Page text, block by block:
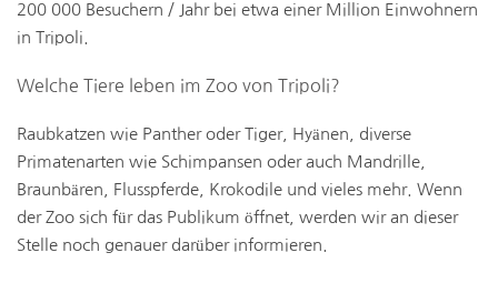
200 000 Besuchern / Jahr bei etwa einer Million Einwohnern
in Tripoli.
Welche Tiere leben im Zoo von Tripoli?
Raubkatzen wie Panther oder Tiger, Hyänen, diverse
Primatenarten wie Schimpansen oder auch Mandrille,
Braunbären, Flusspferde, Krokodile und vieles mehr. Wenn
der Zoo sich für das Publikum öffnet, werden wir an dieser
Stelle noch genauer darüber informieren.